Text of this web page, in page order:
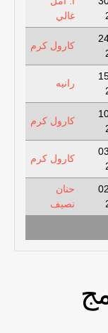
غالي
كارول كرم
رانيه
كارول كرم
كارول كرم
حنان
نصيف